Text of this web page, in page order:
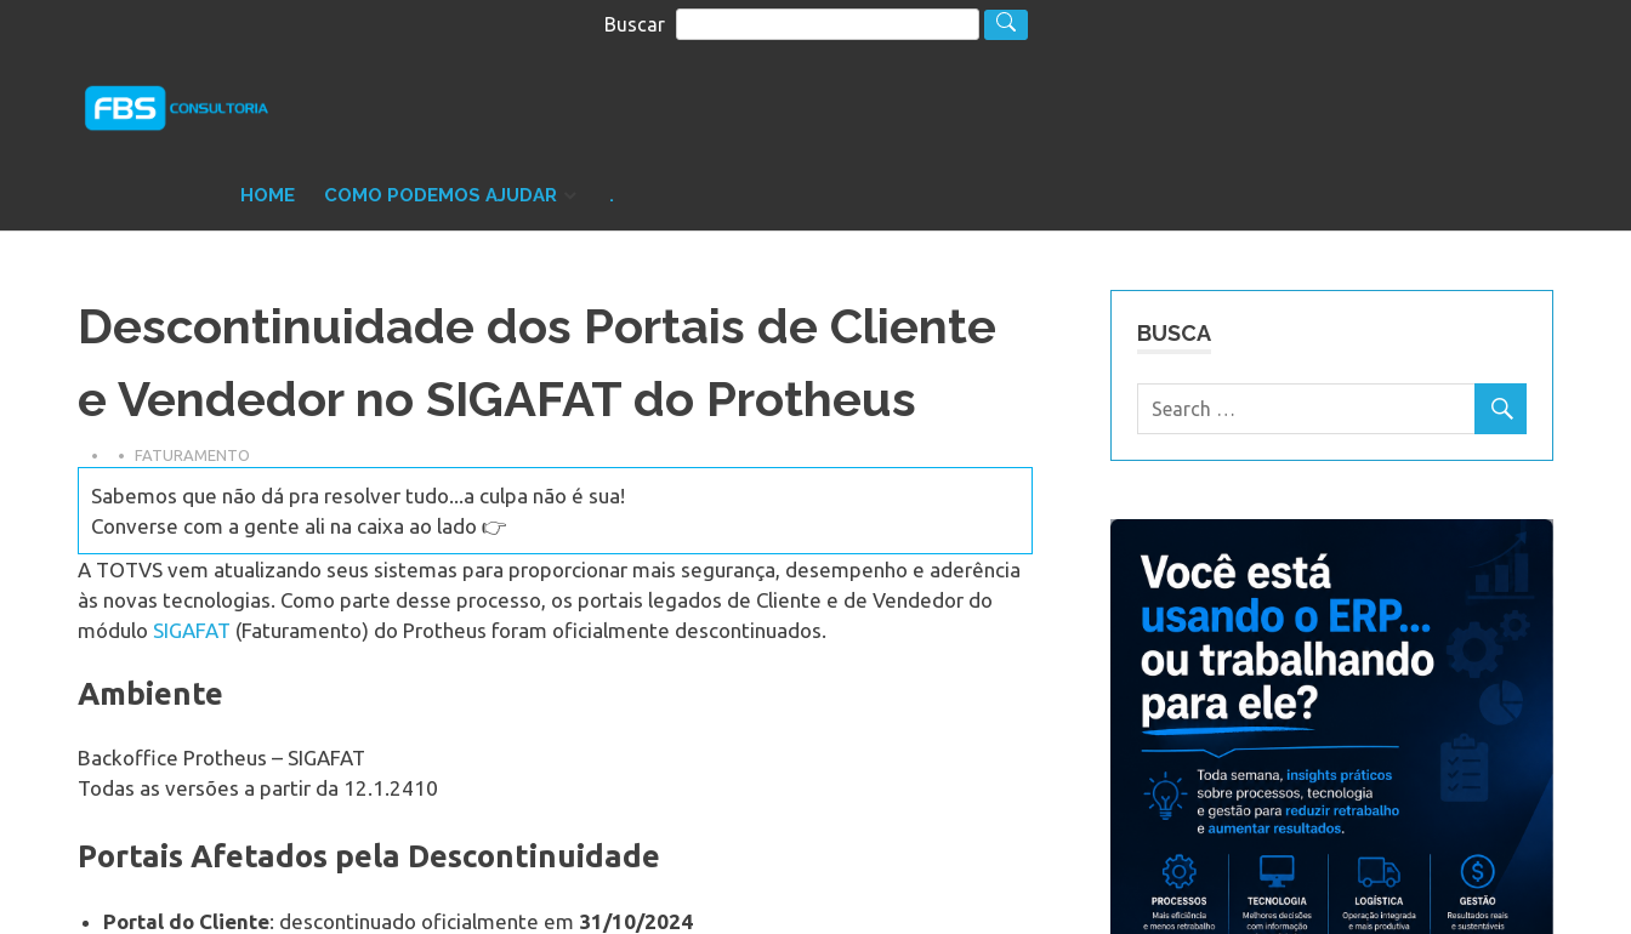
Buscar
Protheus
TOTVS
HOME COMO PODEMOS AJUDAR .
Descontinuidade dos Portais de Cliente
e Vendedor no SIGAFAT do Protheus
FATURAMENTO
Sabemos que não dá pra resolver tudo...a culpa não é sua!
Converse com a gente ali na caixa ao lado 👉
A TOTVS vem atualizando seus sistemas para proporcionar mais segurança, desempenho e aderência
às novas tecnologias. Como parte desse processo, os portais legados de Cliente e de Vendedor do
módulo SIGAFAT (Faturamento) do Protheus foram oficialmente descontinuados.
Ambiente
Backoffice Protheus – SIGAFAT
Todas as versões a partir da 12.1.2410
Portais Afetados pela Descontinuidade
Portal do Cliente: descontinuado oficialmente em 31/10/2024
BUSCA